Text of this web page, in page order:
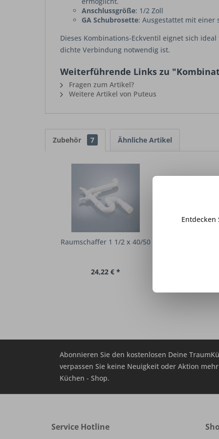
Anschlussgröße: 1/2 Zoll
GA Schubrosette: Ausgestattet mit einer
Dieses Kombinations-Eckventil eignet sich
dichte Verbindung notwendig ist.
Weiterführende Links zu
Fragen zum Artikel?
Weitere Artikel von Puteus
Zubehör 7 Ähnliche Artikel
Raumschaffer 1 1/2 x 40/50
24,22 € *
Abonnieren Sie den kostenlosen Deine
verpassen Sie keine Neuigkeit oder Aktion
Küchen - Shop.
Service Hotline
Entdecken